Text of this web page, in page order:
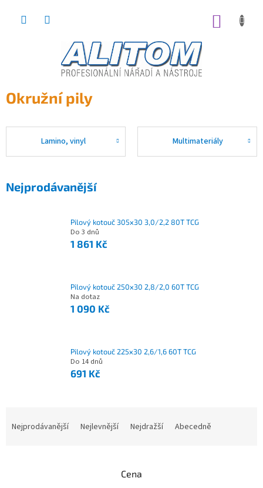
Okružní pily
Lamino, vinyl Multimateriály
Nejprodávanější
Pilový kotouč 305x30 3,0/2,2 80T TCG
Do 3 dnů
1 861 Kč
Pilový kotouč 250x30 2,8/2,0 60T TCG
Na dotaz
1 090 Kč
Pilový kotouč 225x30 2,6/1,6 60T TCG
Do 14 dnů
691 Kč
ŘNejprodávanější Nejlevnější Nejdražší Abecedně
Cena